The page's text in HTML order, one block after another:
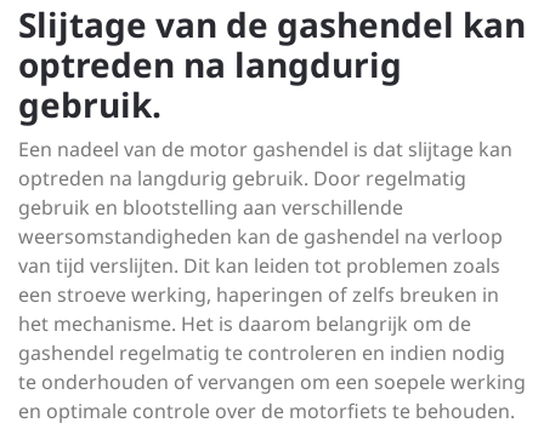
Slijtage van de gashendel kan
optreden na langdurig
gebruik.
Een nadeel van de motor gashendel is dat slijtage kan
optreden na langdurig gebruik. Door regelmatig
gebruik en blootstelling aan verschillende
weersomstandigheden kan de gashendel na verloop
van tijd verslijten. Dit kan leiden tot problemen zoals
een stroeve werking, haperingen of zelfs breuken in
het mechanisme. Het is daarom belangrijk om de
gashendel regelmatig te controleren en indien nodig
te onderhouden of vervangen om een soepele werking
en optimale controle over de motorfiets te behouden.